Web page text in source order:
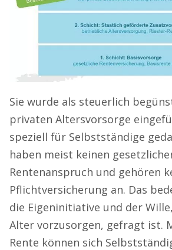
Sie wurde als steuerlich
privaten Altersvorsorge
speziell für Selbstständige
haben meist keinen
Rentenanspruch und gehören
Pflichtversicherung an. Das
die Eigeninitiative und der
Alter vorzusorgen, gefragt ist.
Rente können sich